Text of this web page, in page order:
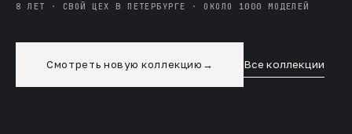
8 ЛЕТ · СВОЙ ЦЕХ В ПЕТЕРБУРГЕ · ОКОЛО 1000 МОДЕЛЕЙ
Смотреть новую коллекцию → Все коллекции